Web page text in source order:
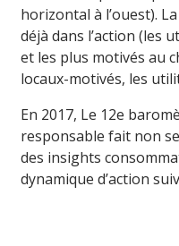
horizontal à l’ouest).
déjà dans l’action (les
et les plus motivés au
locaux-motivés, les
En 2017, Le 12e
responsable fait non
des insights
dynamique d’action